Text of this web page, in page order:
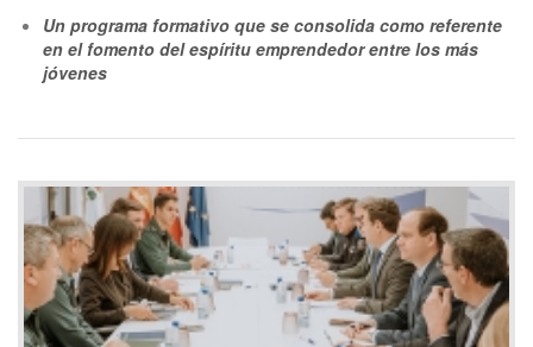
Un programa formativo que se consolida como referente
en el fomento del espíritu emprendedor entre los más
jóvenes